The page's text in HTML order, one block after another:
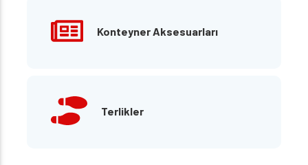
Konteyner Aksesuarları
Terlikler